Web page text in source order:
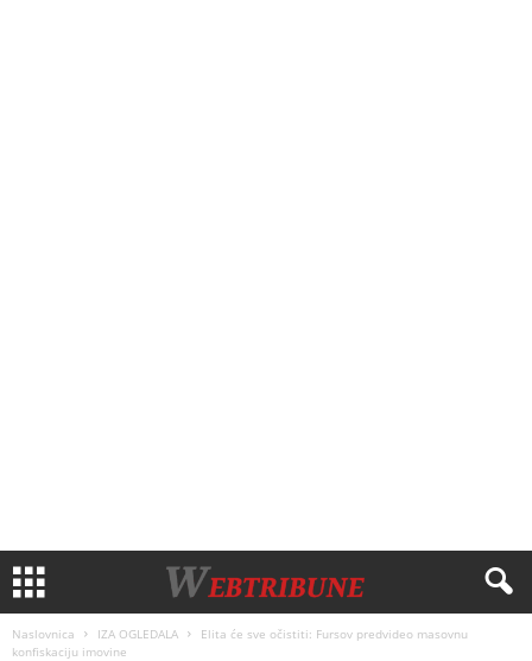
Naslovnica IZA OGLEDALA
Elita će sve očistiti: Fursov predvideo masovnu
konfiskaciju imovine